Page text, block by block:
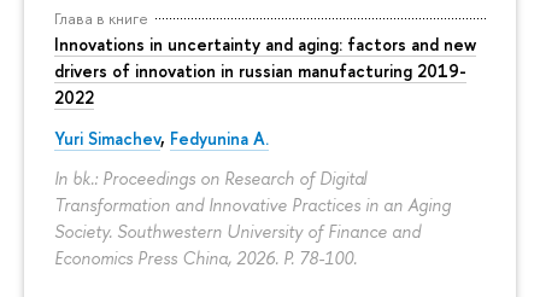
Глава в книге
Innovations in uncertainty and aging: factors and new
drivers of innovation in russian manufacturing 2019-
2022
Yuri Simachev, Fedyunina A.
In bk.: Proceedings on Research of Digital
Transformation and Innovative Practices in an Aging
Society. Southwestern University of Finance and
Economics Press China, 2026. P. 78-100.